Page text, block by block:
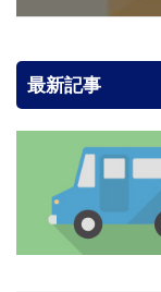
最新記事